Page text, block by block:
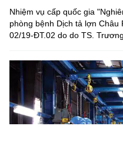
Nhiệm vụ cấp quốc gia
phòng bệnh Dịch tả lợn Châu
02/19-ĐT.02 do do TS.